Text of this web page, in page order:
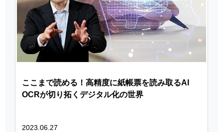
ここまで読める！高精度に紙帳票を読み取るAI
OCRが切り拓くデジタル化の世界
2023.06.27